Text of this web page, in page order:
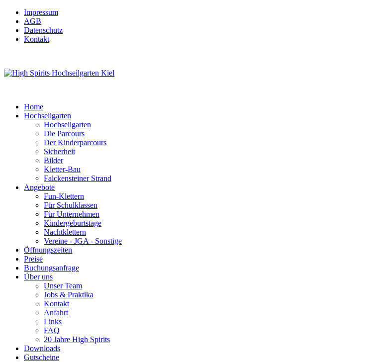
Impressum
AGB
Datenschutz
Kontakt
Home
Hochseilgarten
Hochseilgarten
Die Parcours
Der Kinderparcours
Sicherheit
Bilder
Kletter-Bau
Falckensteiner Strand
Angebote
Fun-Klettern
Für Schulklassen
Für Unternehmen
Kindergeburtstage
Nachtklettern
Vereine - JGA - Sonstige
Öffnungszeiten
Preise
Buchungsanfrage
Über uns
Unser Team
Jobs & Praktika
Kontakt
Anfahrt
Links
FAQ
20 Jahre High Spirits
Downloads
Gutscheine